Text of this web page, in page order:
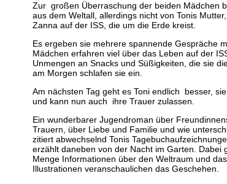
Zur großen Überraschung der beiden Mädchen
aus dem Weltall, allerdings nicht von Tonis
Zanna auf der ISS, die um die Erde kreist.
Es ergeben sie mehrere spannende Gespräche
Mädchen erfahren viel über das Leben auf der
Unmengen an Snacks und Süßigkeiten, die sie
am Morgen schlafen sie ein.
Am nächsten Tag geht es Toni endlich besser,
und kann nun auch ihre Trauer zulassen.
Ein wunderbarer Jugendroman über
Trauern, über Liebe und Familie und wie
zitiert abwechselnd Tonis
erzählt daneben von der Nacht im Garten. Dabei
Menge Informationen über den Weltraum und
Illustrationen veranschaulichen das Geschehen.